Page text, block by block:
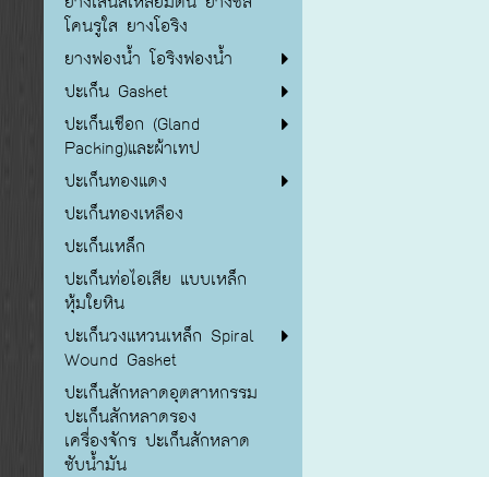
โคนรูใส ยางโอริง
ยางฟองน้ำ โอริงฟองน้ำ
ปะเก็น Gasket
ปะเก็นเชือก (Gland
Packing)และผ้าเทป
ปะเก็นทองแดง
ปะเก็นทองเหลือง
ปะเก็นเหล็ก
ปะเก็นท่อไอเสีย แบบเหล็ก
หุ้มใยหิน
ปะเก็นวงแหวนเหล็ก Spiral
Wound Gasket
ปะเก็นสักหลาดอุตสาหกรรม
ปะเก็นสักหลาดรอง
เครื่องจักร ปะเก็นสักหลาด
ซับน้ำมัน